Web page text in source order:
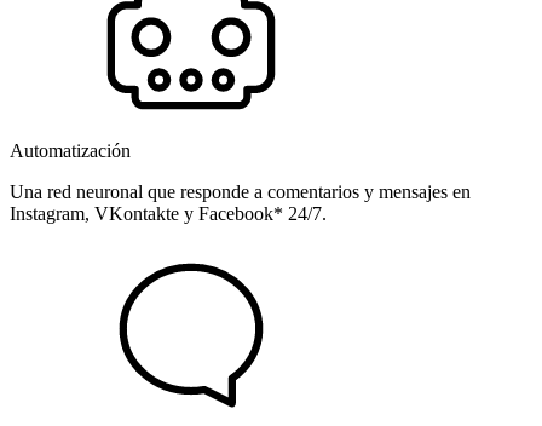
Automatización
Una red neuronal que responde a comentarios y mensajes en
Instagram, VKontakte y Facebook* 24/7.